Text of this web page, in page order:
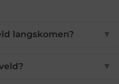
langskomen? ▼
▼